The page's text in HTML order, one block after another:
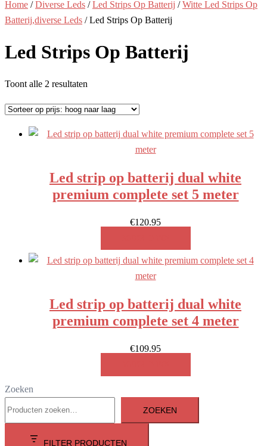
Home /Diverse Leds /Led Strips Op Batterij /Witte Led Strips Op
Batterij,diverse Leds / Led Strips Op Batterij
Led Strips Op Batterij
Toont alle 2 resultaten
prijs:
hoog
Led strip op batterij dual white
premium complete set 5 meter
€120.95
Led strip op batterij dual white
premium complete set 4 meter
€109.95
Zoeken
ZOEKEN
FILTER PRODUCTEN